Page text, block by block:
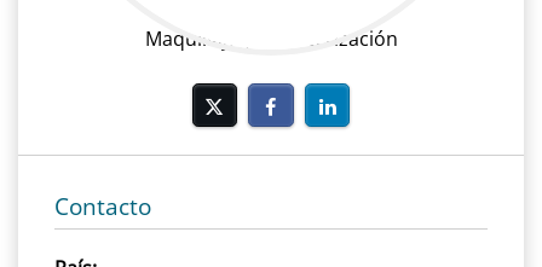
Maquillaje y caracterización
Contacto